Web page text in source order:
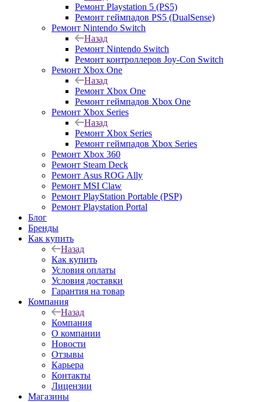
Ремонт Playstation 5 (PS5)
Ремонт геймпадов PS5 (DualSense)
Ремонт Nintendo Switch
Назад
Ремонт Nintendo Switch
Ремонт контроллеров Joy-Con Switch
Ремонт Xbox One
Назад
Ремонт Xbox One
Ремонт геймпадов Xbox One
Ремонт Xbox Series
Назад
Ремонт Xbox Series
Ремонт геймпадов Xbox Series
Ремонт Xbox 360
Ремонт Steam Deck
Ремонт Asus ROG Ally
Ремонт MSI Claw
Ремонт PlayStation Portable (PSP)
Ремонт Playstation Portal
Блог
Бренды
Как купить
Назад
Как купить
Условия оплаты
Условия доставки
Гарантия на товар
Компания
Назад
Компания
О компании
Новости
Отзывы
Карьера
Контакты
Лицензии
Магазины